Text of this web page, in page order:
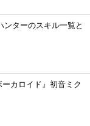
ンターのスキル一覧と
ーカロイド』初音ミク